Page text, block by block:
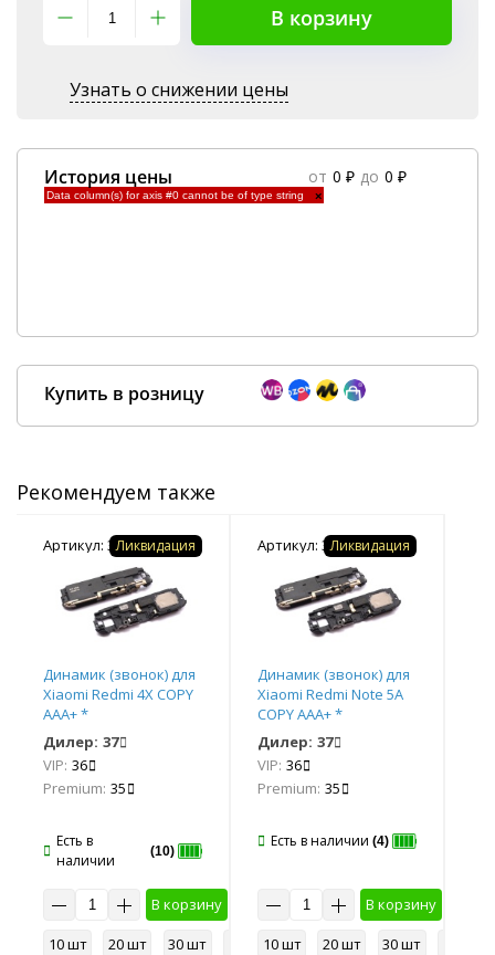
В корзину
Узнать о снижении цены
История цены от 0 ₽ до 0 ₽
Data column(s) for axis #0 cannot be of type string ×
Купить в розницу
Рекомендуем также
50 шт
Артикул: 351770Ликвидация
Динамик (звонок) для
Xiaomi Redmi 4X COPY
AAA+ *
Дилер: 37
VIP: 36
Premium: 35
Есть в
наличии
(10)
В корзину
10 шт
20 шт 30 шт 50 шт
Артикул: 351824Ликвидация
Динамик (звонок) для
Xiaomi Redmi Note 5A
COPY AAA+ *
Дилер: 37
VIP: 36
Premium: 35
Есть в наличии (4)
В корзину
10 шт
20 шт 30 шт